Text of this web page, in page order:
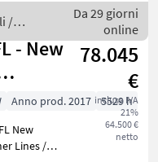
Dutch Machine O/
Da 29 giorni
online
- New
Lines /
78.045
€
inclusa IVA
21%
64.500 €
netto
Anno prod. 2017
5529 h
New
Lines /